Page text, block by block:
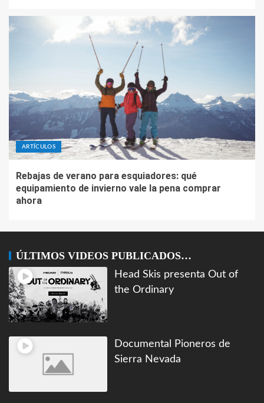
ARTÍCULOS
Rebajas de verano para esquiadores: qué
equipamiento de invierno vale la pena comprar
ahora
ÚLTIMOS VIDEOS PUBLICADOS…
Head Skis presenta Out of
the Ordinary
Documental Pioneros de
Sierra Nevada